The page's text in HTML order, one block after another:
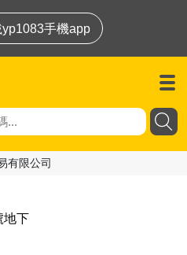
手機app
有限公司
地下